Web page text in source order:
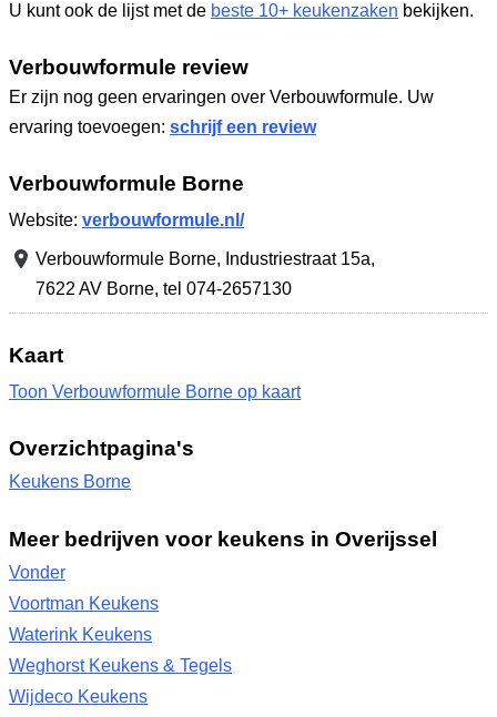
U kunt ook de lijst met de beste 10+ keukenzaken bekijken.
Verbouwformule review
Er zijn nog geen ervaringen over Verbouwformule. Uw
ervaring toevoegen: schrijf een review
Verbouwformule Borne
Website: verbouwformule.nl/
Verbouwformule Borne, Industriestraat 15a,
7622 AV Borne, tel 074-2657130
Kaart
Toon Verbouwformule Borne op kaart
Overzichtpagina's
Keukens Borne
Meer bedrijven voor keukens in Overijssel
Vonder
Voortman Keukens
Waterink Keukens
Weghorst Keukens & Tegels
Wijdeco Keukens